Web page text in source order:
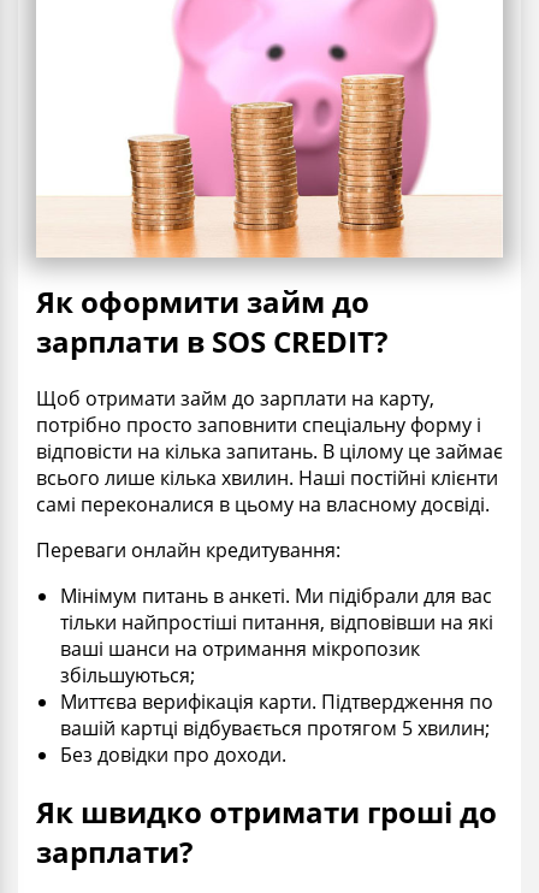
Як оформити займ до
зарплати в SOS CREDIT?
Щоб отримати займ до зарплати на карту,
потрібно просто заповнити спеціальну форму і
відповісти на кілька запитань. В цілому це займає
всього лише кілька хвилин. Наші постійні клієнти
самі переконалися в цьому на власному досвіді.
Переваги онлайн кредитування:
Мінімум питань в анкеті. Ми підібрали для вас
тільки найпростіші питання, відповівши на які
ваші шанси на отримання мікропозик
збільшуються;
Миттєва верифікація карти. Підтвердження по
вашій картці відбувається протягом 5 хвилин;
Без довідки про доходи.
Як швидко отримати гроші до
зарплати?